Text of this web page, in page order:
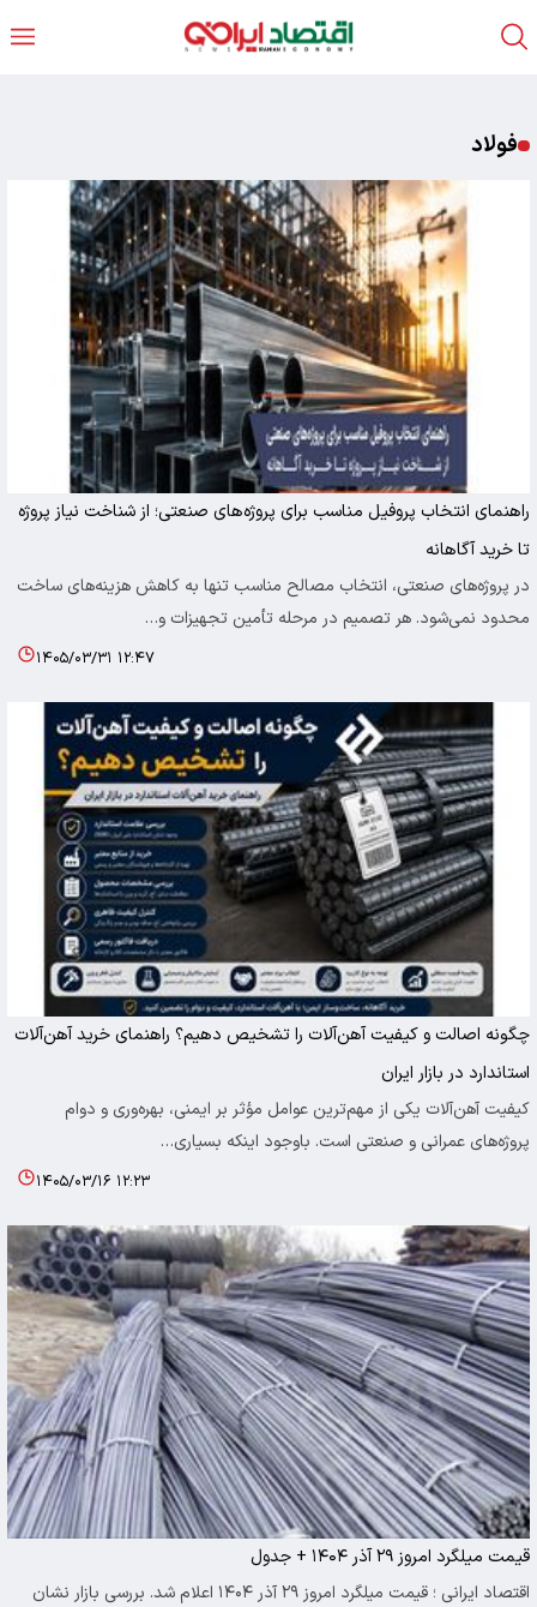
فولاد
راهنمای انتخاب پروفیل مناسب برای پروژه‌های صنعتی؛ از شناخت نیاز پروژه
تا خرید آگاهانه
در پروژه‌های صنعتی، انتخاب مصالح مناسب تنها به کاهش هزینه‌های ساخت
محدود نمی‌شود. هر تصمیم در مرحله تأمین تجهیزات و…
۱۴۰۵/۰۳/۳۱ ۱۲:۴۷
چگونه اصالت و کیفیت آهن‌آلات را تشخیص دهیم؟ راهنمای خرید آهن‌آلات
استاندارد در بازار ایران
کیفیت آهن‌آلات یکی از مهم‌ترین عوامل مؤثر بر ایمنی، بهره‌وری و دوام
پروژه‌های عمرانی و صنعتی است. باوجود اینکه بسیاری…
۱۴۰۵/۰۳/۱۶ ۱۲:۲۳
قیمت میلگرد امروز ۲۹ آذر ۱۴۰۴ + جدول
اقتصاد ایرانی ؛ قیمت میلگرد امروز ۲۹ آذر ۱۴۰۴ اعلام شد. بررسی بازار نشان